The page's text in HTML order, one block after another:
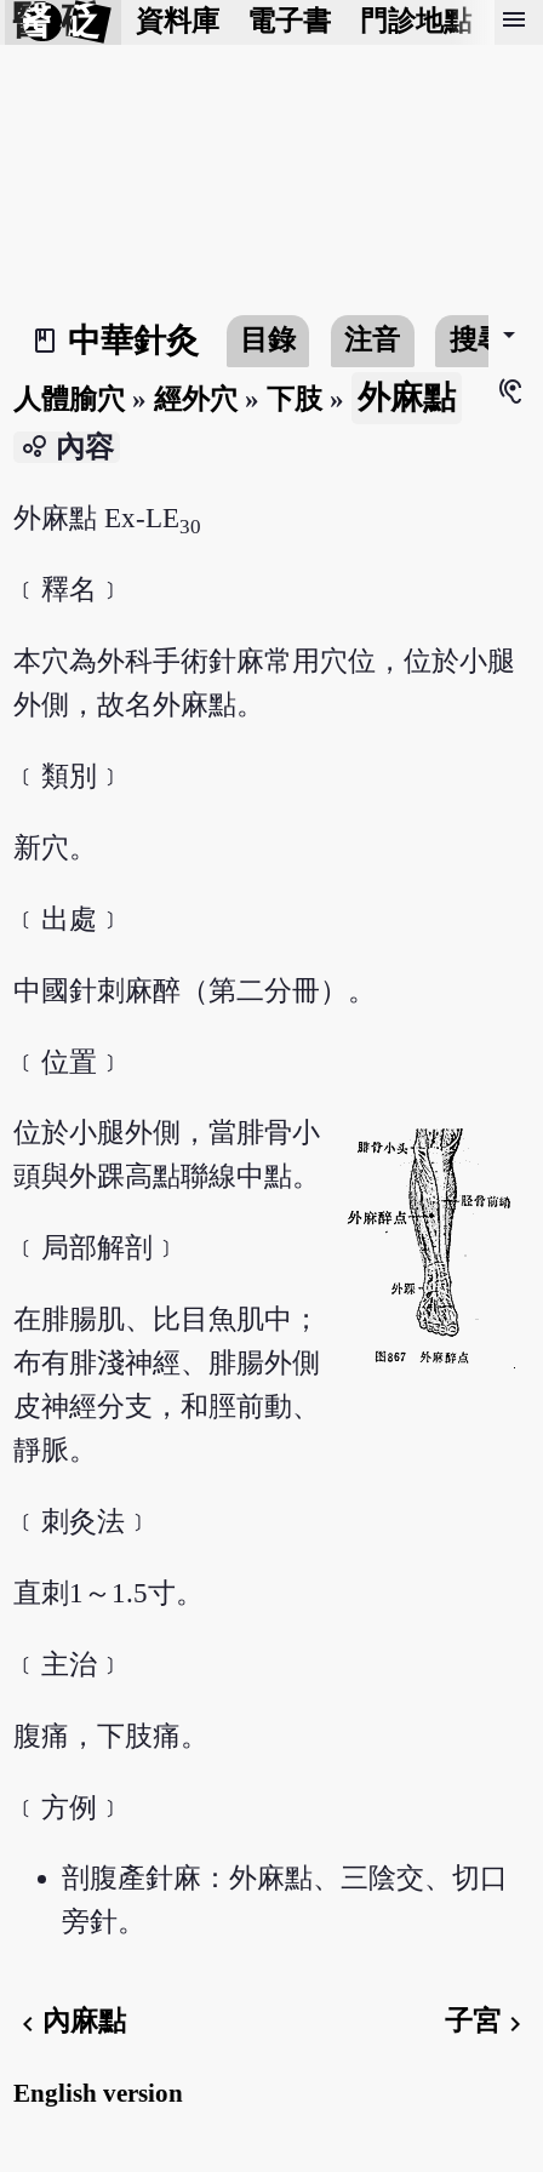
醫 砭 資料庫 電子書 門診地點 預
menu
book_2
中華針灸 目錄 注音 搜尋arrow_drop_down
人體腧穴 »經外穴 »下肢 » 外麻點
hearing
bubble_chart 內容
外麻點 Ex-LE30
﹝釋名﹞
本穴為外科手術針麻常用穴位，位於小腿
外側，故名外麻點。
﹝類別﹞
新穴。
﹝出處﹞
中國針刺麻醉（第二分冊）。
﹝位置﹞
位於小腿外側，當腓骨小
頭與外踝高點聯線中點。
﹝局部解剖﹞
在腓腸肌、比目魚肌中；
布有腓淺神經、腓腸外側
皮神經分支，和脛前動、
靜脈。
﹝刺灸法﹞
直刺1～1.5寸。
﹝主治﹞
腹痛，下肢痛。
﹝方例﹞
剖腹產針麻：外麻點、三陰交、切口
旁針。
chevron_left 內麻點 子宮chevron_right
English version